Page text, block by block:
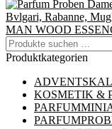
Bvlgari, Rabanne,
MAN WOOD
Suchen
nach:
Produktkategorien
KOSMETIK &